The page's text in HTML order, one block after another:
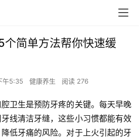
个简单方法帮你快速缓
午5:35 健康养生 阅读 276
卫生是预防牙疼的关键。每天早晚
线清洁牙缝，这些小习惯都能有效
低牙痛的风险。对于上火引起的牙